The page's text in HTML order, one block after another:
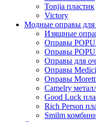
Tonjia пластик
Victory
Модные оправы для
Изящные
Оправы
Оправы
Оправы для
Оправы
Оправы
Camelry
Good Luck
Rich Person
Smilm